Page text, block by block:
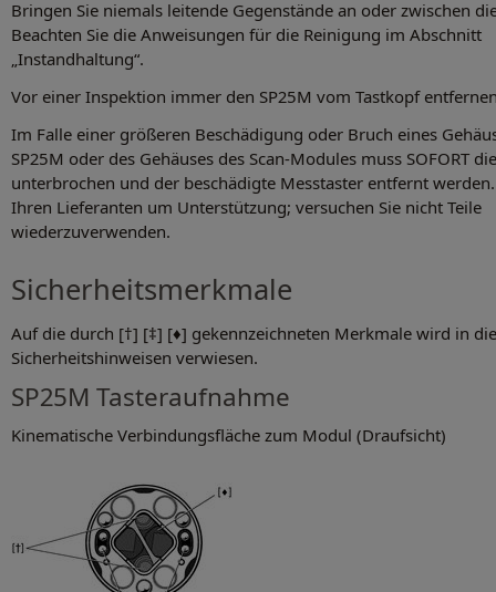
Bringen Sie niemals leitende Gegenstände an oder zwischen
Beachten Sie die Anweisungen für die Reinigung im Abschnitt
„Instandhaltung“.
Vor einer Inspektion immer den SP25M vom Tastkopf
Im Falle einer größeren Beschädigung oder Bruch eines
SP25M oder des Gehäuses des Scan-Modules muss SOFORT
unterbrochen und der beschädigte Messtaster entfernt
Ihren Lieferanten um Unterstützung; versuchen Sie nicht Teile
wiederzuverwenden.
Sicherheitsmerkmale
Auf die durch [†] [‡] [♦] gekennzeichneten Merkmale wird in
Sicherheitshinweisen verwiesen.
SP25M Tasteraufnahme
Kinematische Verbindungsfläche zum Modul (Draufsicht)